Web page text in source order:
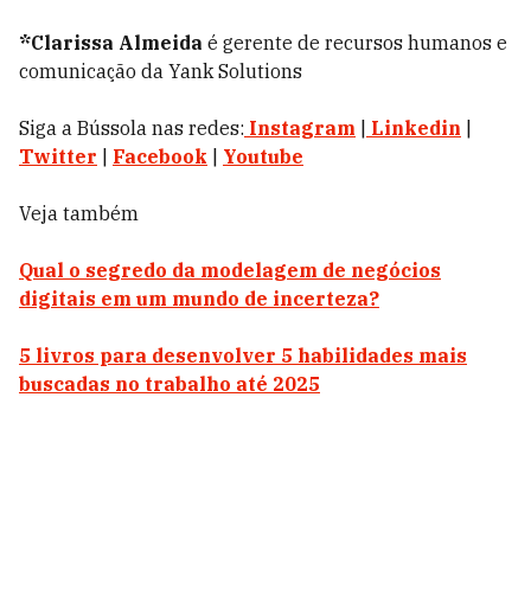
*Clarissa Almeida é gerente de recursos humanos e
comunicação da Yank Solutions
Siga a Bússola nas redes: Instagram Linkedin
Twitter
Facebook Youtube
Veja também
Qual o segredo da modelagem de negócios
digitais em um mundo de incerteza?
5 livros para desenvolver 5 habilidades mais
buscadas no trabalho até 2025